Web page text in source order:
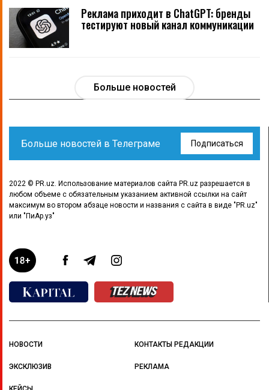
Реклама приходит в ChatGPT: бренды
тестируют новый канал коммуникации
Больше новостей
Больше новостей в Телеграме Подписаться
2022 © PR.uz. Использование материалов сайта PR.uz разрешается в
любом объеме с обязательным указанием активной ссылки на сайт
максимум во втором абзаце новости и названия с сайта в виде "PR.uz"
или "ПиАр.уз"
НОВОСТИ
ЭКСКЛЮЗИВ
КОНТАКТЫ РЕДАКЦИИ
РЕКЛАМА